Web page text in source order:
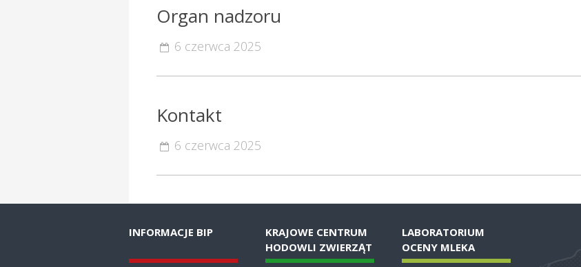
Organ nadzoru
6 czerwca 2025
Kontakt
6 czerwca 2025
INFORMACJE BIP
KRAJOWE CENTRUM
HODOWLI ZWIERZĄT
LABORATORIUM
OCENY MLEKA